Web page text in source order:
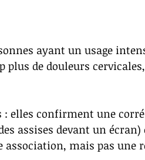
ayant un usage
de douleurs
: elles confirment une
assises devant un
association, mais pas une